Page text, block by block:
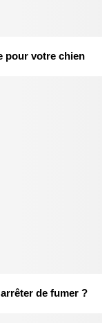
pour votre chien
de fumer ?